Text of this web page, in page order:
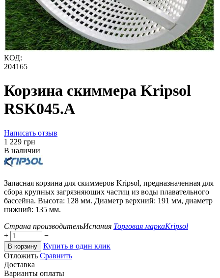
КОД:
204165
Корзина скиммера Kripsol
RSK045.A
Написать отзыв
‍1 229‍ грн
В наличии
Запасная корзина для скиммеров Kripsol, предназначенная для
сбора крупных загрязняющих частиц из воды плавательного
бассейна. Высота: 128 мм. Диаметр верхний: 191 мм, диаметр
нижний: 135 мм.
Страна производительИспания Торговая маркаKripsol
+
−
В корзину
Купить в один клик
Отложить Сравнить
Доставка
Варианты оплаты